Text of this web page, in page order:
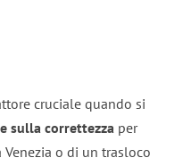
cruciale quando si
sulla correttezza per
o di un trasloco